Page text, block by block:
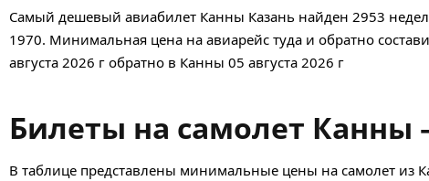
Самый дешевый авиабилет Канны Казань найден 2953
1970. Минимальная цена на авиарейс туда и обратно
августа 2026 г обратно в Канны 05 августа 2026 г
Билеты на самолет Канны
В таблице представлены минимальные цены на самолет из